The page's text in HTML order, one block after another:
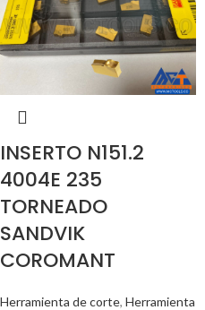
INSERTO N151.2
4004E 235
TORNEADO
SANDVIK
COROMANT
Herramienta de corte, Herramienta